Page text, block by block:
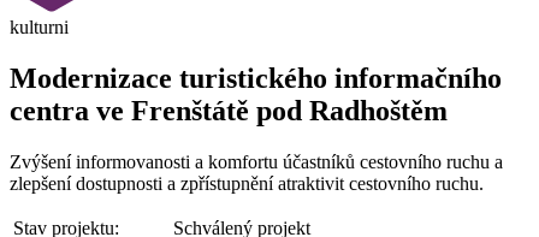
kulturni
Modernizace turistického informačního
centra ve Frenštátě pod Radhoštěm
Zvýšení informovanosti a komfortu účastníků cestovního ruchu a
zlepšení dostupnosti a zpřístupnění atraktivit cestovního ruchu.
Stav projektu:
Schválený projekt